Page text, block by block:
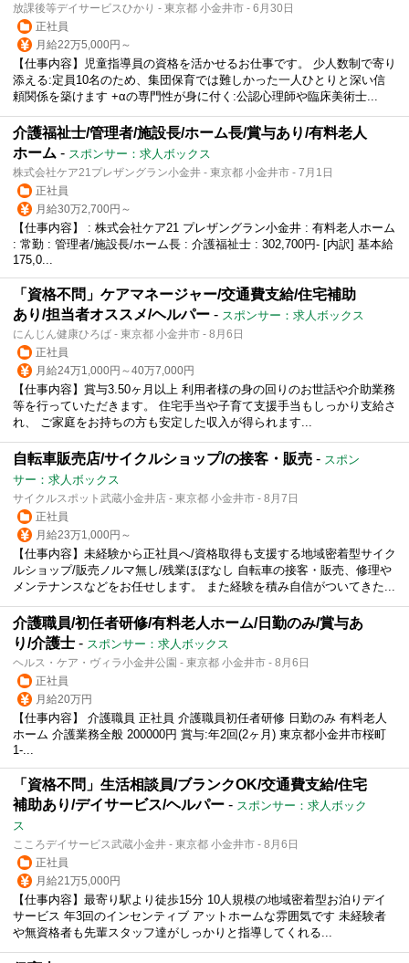
放課後等デイサービスひかり - 東京都 小金井市 - 6月30日
正社員
月給22万5,000円～
【仕事内容】児童指導員の資格を活かせるお仕事です。 少人数制で寄り
添える:定員10名のため、集団保育では難しかった一人ひとりと深い信
頼関係を築けます +αの専門性が身に付く:公認心理師や臨床美術士...
介護福祉士/管理者/施設長/ホーム長/賞与あり/有料老人
ホーム - スポンサー：求人ボックス
株式会社ケア21プレザングラン小金井 - 東京都 小金井市 - 7月1日
正社員
月給30万2,700円～
【仕事内容】 : 株式会社ケア21 プレザングラン小金井 : 有料老人ホーム
: 常勤 : 管理者/施設長/ホーム長 : 介護福祉士 : 302,700円- [内訳] 基本給
175,0...
「資格不問」ケアマネージャー/交通費支給/住宅補助
あり/担当者オススメ/ヘルパー - スポンサー：求人ボックス
にんじん健康ひろば - 東京都 小金井市 - 8月6日
正社員
月給24万1,000円～40万7,000円
【仕事内容】賞与3.50ヶ月以上 利用者様の身の回りのお世話や介助業務
等を行っていただきます。 住宅手当や子育て支援手当もしっかり支給さ
れ、 ご家庭をお持ちの方も安定した収入が得られます...
自転車販売店/サイクルショップ/の接客・販売 - スポン
サー：求人ボックス
サイクルスポット武蔵小金井店 - 東京都 小金井市 - 8月7日
正社員
月給23万1,000円～
【仕事内容】未経験から正社員へ/資格取得も支援する地域密着型サイク
ルショップ/販売ノルマ無し/残業ほぼなし 自転車の接客・販売、修理や
メンテナンスなどをお任せします。 また経験を積み自信がついてきた...
介護職員/初任者研修/有料老人ホーム/日勤のみ/賞与あ
り/介護士 - スポンサー：求人ボックス
ヘルス・ケア・ヴィラ小金井公園 - 東京都 小金井市 - 8月6日
正社員
月給20万円
【仕事内容】 介護職員 正社員 介護職員初任者研修 日勤のみ 有料老人
ホーム 介護業務全般 200000円 賞与:年2回(2ヶ月) 東京都小金井市桜町
1-...
「資格不問」生活相談員/ブランクOK/交通費支給/住宅
補助あり/デイサービス/ヘルパー - スポンサー：求人ボック
ス
こころデイサービス武蔵小金井 - 東京都 小金井市 - 8月6日
正社員
月給21万5,000円
【仕事内容】最寄り駅より徒歩15分 10人規模の地域密着型お泊りデイ
サービス 年3回のインセンティブ アットホームな雰囲気です 未経験者
や無資格者も先輩スタッフ達がしっかりと指導してくれる...